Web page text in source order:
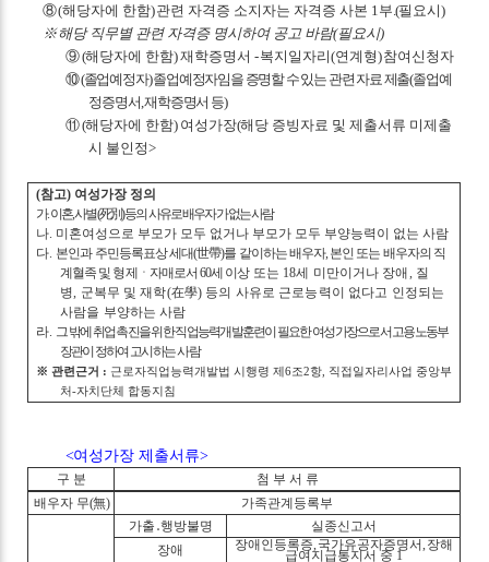
⑧(해당자에 한함)관련 자격증 소지자는 자격증 사본 1 부 .(필요시)
※해당 직무별 관련 자격증 명시하여 공고 바람(필요시)
⑨(해당자에 한함)재학증명서 -복지일자리(연계형)참여신청자
⑩(졸업예정자)졸업예정자임을 증명할 수 있는 관련 자료 제출(졸업예
정증명서 ,재학증명서 등)
⑪(해당자에 한함) 여성가장(해당 증빙자료 및 제출서류 미제출
시 불인정>
(참고) 여성가장 정의
가.이혼,사별(死別)등의 사유로 배우자가 없는 사람
나 미혼여성으로 부모가 모두 없거나 부모가 모두 부양능력이 없는 사람
다 본인과 주민등록표상 세대(世帶)를 같이하는 배우자, 본인 또는 배우자의 직
계혈족 및 형제ㆍ자매로서60세 이상 또는 18세 미만이거나 장애
질
병
군복무 및 재학(在學) 등의 사유로 근로능력이 없다고 인정되는
사람을 부양하는 사람
라 그 밖에 취업 촉진을 위한 직업능력개발훈련이 필요한 여성가장으로서 고용노동부
장관이 정하여 고시하는 사람
※관련근거 : 근로자직업능력개발법 시행령 제6조2항
직접일자리사업 중앙부
처-자치단체 합동지침
<여성가장 제출서류>
구 분
첨 부 서 류
배우자 무(無)
가족관계등록부
가출 ․행방불명
실종신고서
장애
장애인등록증 국가유공자증명서 장해
급여지급통지서 중 1